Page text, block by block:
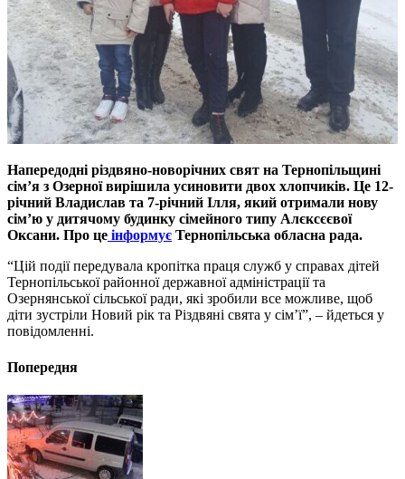
Напередодні різдвяно-новорічних свят на Тернопільщині
сім’я з Озерної вирішила усиновити двох хлопчиків. Це 12-
річний Владислав та 7-річний Ілля, який отримали нову
сім’ю у дитячому будинку сімейного типу Алєксєєвої
Оксани. Про це інформує Тернопільська обласна рада.
“Цій події передувала кропітка праця служб у справах дітей
Тернопільської районної державної адміністрації та
Озернянської сільської ради, які зробили все можливе, щоб
діти зустріли Новий рік та Різдвяні свята у сім’ї”, – йдеться у
повідомленні.
Попередня